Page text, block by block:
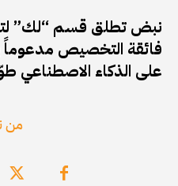
نبض تطلق قسم “لك”
فائقة التخصيص
على الذكاء الاصطناعي
من